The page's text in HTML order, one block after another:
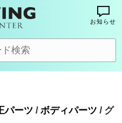
お知らせ
パーツ /ボディパーツ / グ